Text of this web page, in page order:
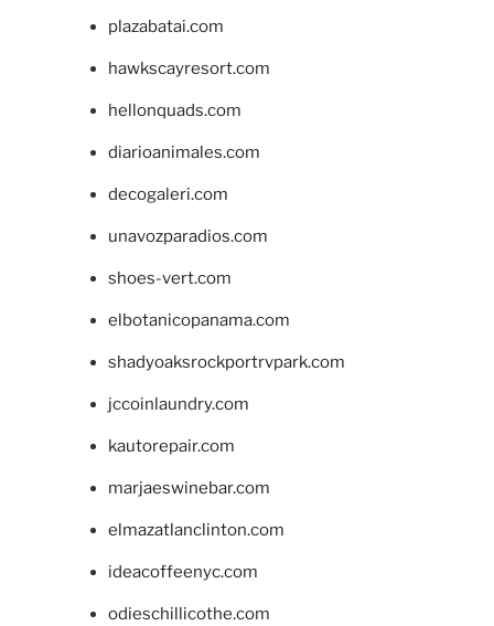
plazabatai.com
hawkscayresort.com
hellonquads.com
diarioanimales.com
decogaleri.com
unavozparadios.com
shoes-vert.com
elbotanicopanama.com
shadyoaksrockportrvpark.com
jccoinlaundry.com
kautorepair.com
marjaeswinebar.com
elmazatlanclinton.com
ideacoffeenyc.com
odieschillicothe.com